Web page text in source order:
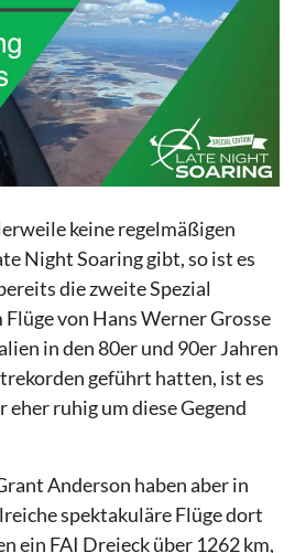
keine regelmäßigen
Night Soaring gibt, so ist es
die zweite Spezial
Flüge von Hans Werner Grosse
in den 80er und 90er Jahren
geführt hatten, ist es
eher ruhig um diese Gegend
Anderson haben aber in
spektakuläre Flüge dort
ein FAI Dreieck über 1262 km,